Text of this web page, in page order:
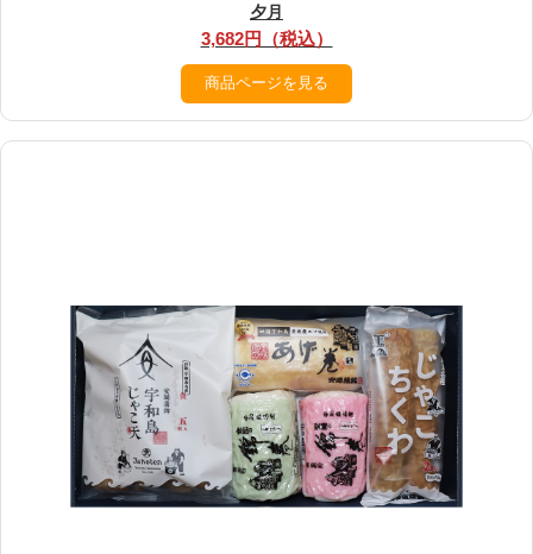
夕月
3,682円（税込）
商品ページを見る